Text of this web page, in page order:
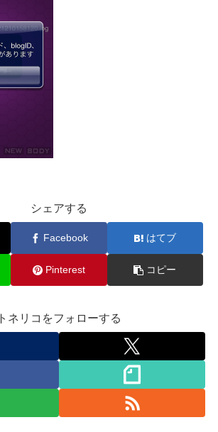
シェアする
Facebook はてブ
Pinterest コピー
トネリコをフォローする